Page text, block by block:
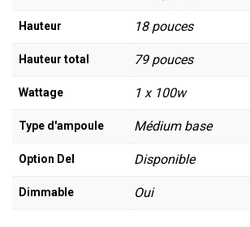
Hauteur 18 pouces
Hauteur total 79 pouces
Wattage 1 x 100w
Type d'ampoule Médium base
Option Del Disponible
Dimmable Oui